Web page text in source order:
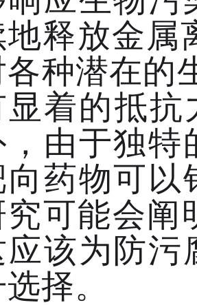
地释放金属
各种潜在的
显着的抵抗
，由于独特
向药物可以
究可能会阐
应该为防污
择。